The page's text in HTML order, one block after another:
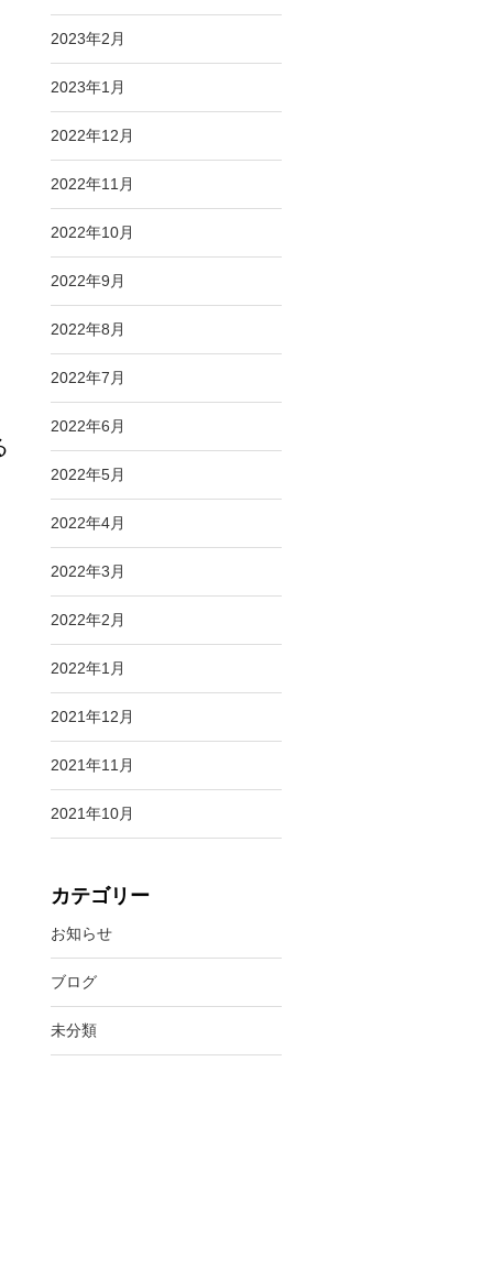
2023年2月
2023年1月
2022年12月
2022年11月
2022年10月
2022年9月
2022年8月
2022年7月
2022年6月
2022年5月
2022年4月
2022年3月
2022年2月
2022年1月
2021年12月
2021年11月
2021年10月
カテゴリー
お知らせ
ブログ
未分類